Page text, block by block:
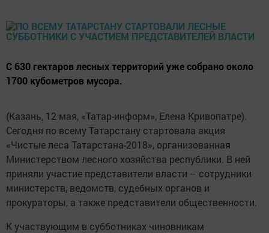
С 630 гектаров лесных территорий уже собрано около
1700 кубометров мусора.
(Казань, 12 мая, «Татар-информ», Елена Кривопатре).
Сегодня по всему Татарстану стартовала акция
«Чистые леса Татарстана-2018», организованная
Министерством лесного хозяйства республики. В ней
приняли участие представители власти – сотрудники
министерств, ведомств, судебных органов и
прокураторы, а также представители общественности.
К участвующим в субботниках чиновникам